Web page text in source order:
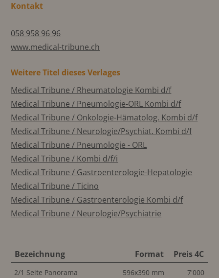
Kontakt
058 958 96 96
www.medical-tribune.ch
Weitere Titel dieses Verlages
Medical Tribune / Rheumatologie Kombi d/f
Medical Tribune / Pneumologie-ORL Kombi d/f
Medical Tribune / Onkologie-Hämatolog. Kombi d/f
Medical Tribune / Neurologie/Psychiat. Kombi d/f
Medical Tribune / Pneumologie - ORL
Medical Tribune / Kombi d/f/i
Medical Tribune / Gastroenterologie-Hepatologie
Medical Tribune / Ticino
Medical Tribune / Gastroenterologie Kombi d/f
Medical Tribune / Neurologie/Psychiatrie
Bezeichnung Format Preis 4C
2/1 Seite Panorama 596x390 mm
7'000